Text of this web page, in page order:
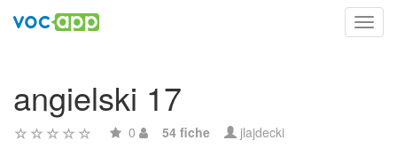
angielski 17
0 54 fiche jlajdecki